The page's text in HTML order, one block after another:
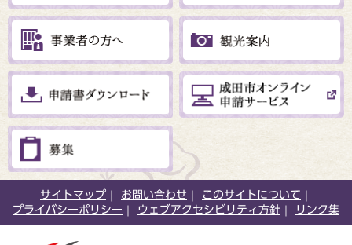
サイトマップ お問い合わせ
このサイトについて
プライバシーポリシー
ウェブアクセシビリティ方針 リンク集